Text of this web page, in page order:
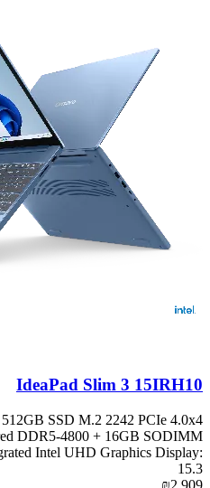
IdeaPad Slim 3 15IRH10
SSD M.2 2242 PCIe 4.0x4
DDR5-4800 + 16GB SODIMM
Intel UHD Graphics Display:
15.3
₪2,909